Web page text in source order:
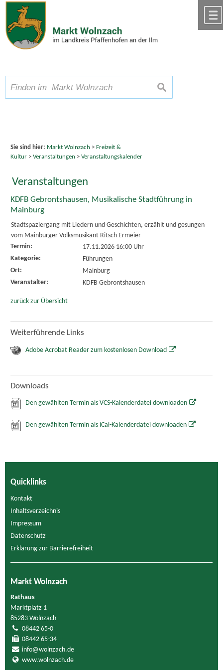
Zum Inhalt,zur Navigation
Schriftgröße A A A suchen
Sie sind hier: Markt Wolnzach > Freizeit &
Kultur> Veranstaltungen > Veranstaltungskalender
Veranstaltungen
KDFB Gebrontshausen, Musikalische Stadtführung in
Mainburg
Stadtspaziergang mit Liedern und Geschichten, erzählt und gesungen
vom Mainburger Volksmusikant Ritsch Ermeier
Termin:
17.11.2026 16:00 Uhr
Kategorie:
Führungen
Ort:
Mainburg
Veranstalter:
KDFB Gebrontshausen
zurück zur Übersicht
Weiterführende Links
Adobe Acrobat Reader zum kostenlosen Download
Downloads
Den gewählten Termin als VCS-Kalenderdatei downloaden
Den gewählten Termin als iCal-Kalenderdatei downloaden
Quicklinks
Kontakt
Inhaltsverzeichnis
Impressum
Datenschutz
Erklärung zur Barrierefreiheit
Markt Wolnzach
Rathaus
Marktplatz 1
85283 Wolnzach
08442 65-0
08442 65-34
info@wolnzach.de
www.wolnzach.de